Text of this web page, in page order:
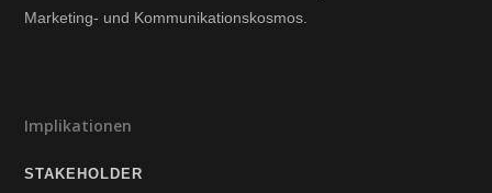
Marketing- und Kommunikationskosmos.
Implikationen
STAKEHOLDER